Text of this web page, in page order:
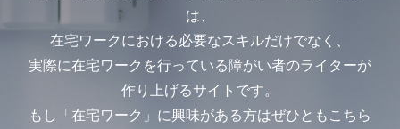
は、
在宅ワークにおける必要なスキルだけでなく、
実際に在宅ワークを行っている障がい者のライターが
作り上げるサイトです。
もし「在宅ワーク」に興味がある方はぜひともこちら